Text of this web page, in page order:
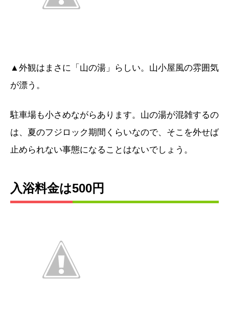
▲外観はまさに「山の湯」らしい。山小屋風の雰囲気
が漂う。
駐車場も小さめながらあります。山の湯が混雑するの
は、夏のフジロック期間くらいなので、そこを外せば
止められない事態になることはないでしょう。
入浴料金は500円